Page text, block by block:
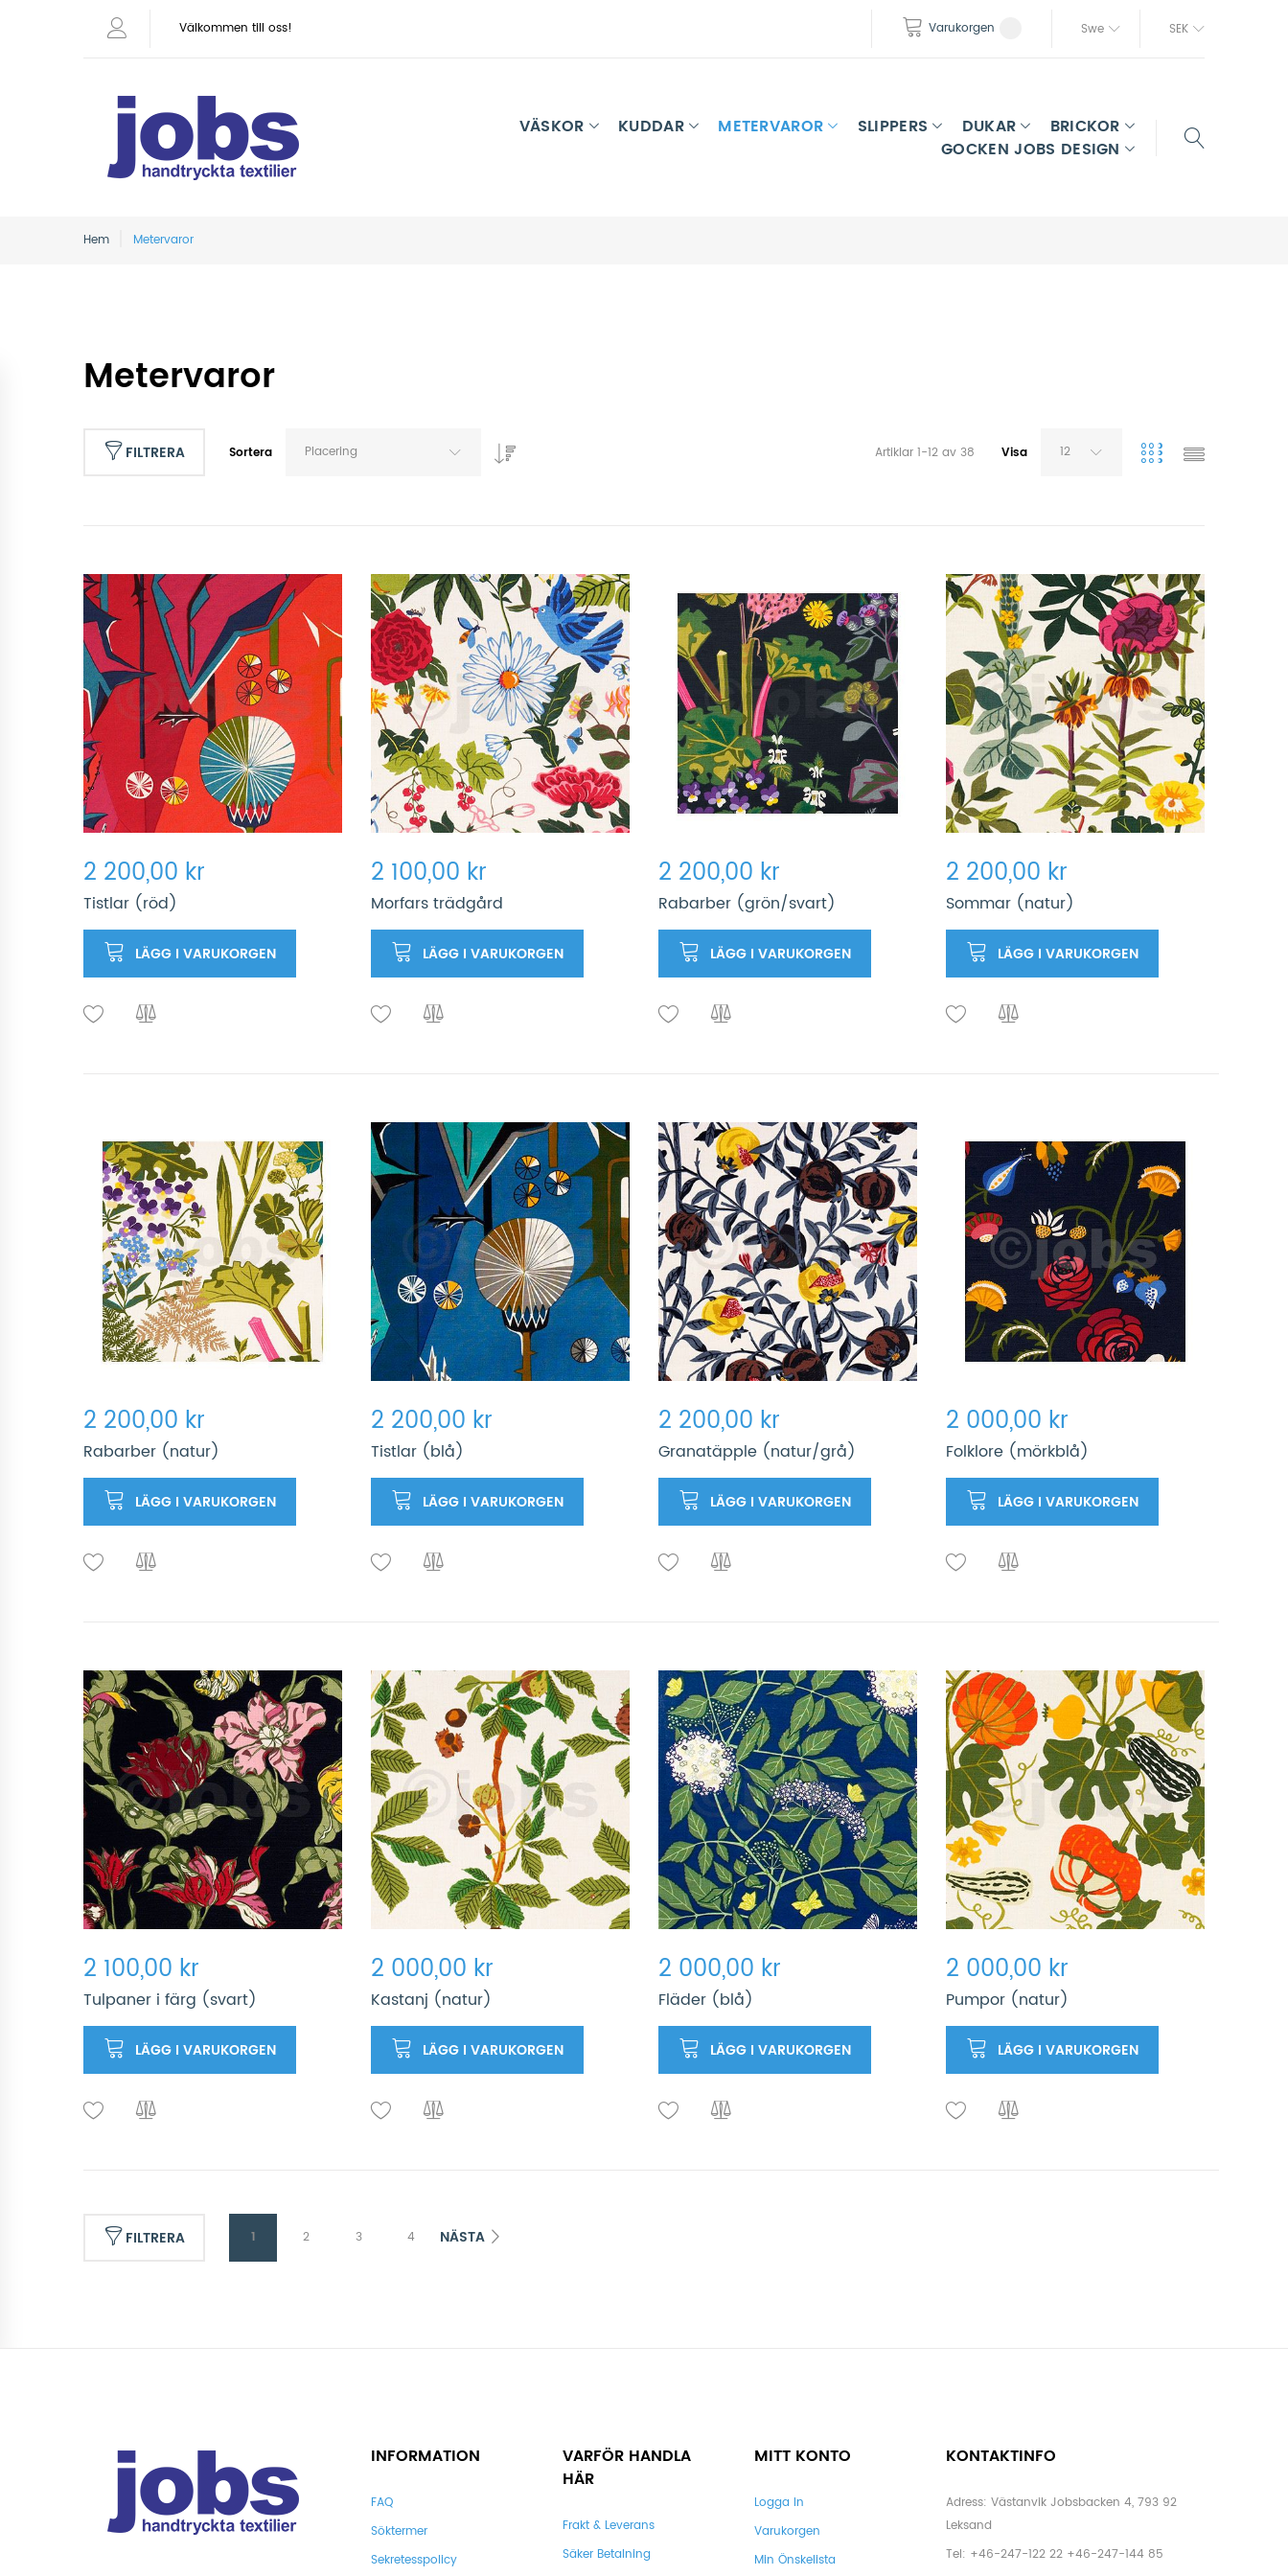
Välkommen till oss! Swe SEK
Varukorgen
VÄSKOR KUDDAR METERVAROR SLIPPERS DUKAR
BRICKOR
GOCKEN JOBS DESIGN
Hem Metervaror
Metervaror
FILTRERA Sortera Placering Artiklar 1-12 av 38 Visa 12
2 200,00 kr
Tistlar (röd)
LÄGG I VARUKORGEN
2 100,00 kr
Morfars trädgård
LÄGG I VARUKORGEN
2 200,00 kr
Rabarber (grön/svart)
LÄGG I VARUKORGEN
2 200,00 kr
Sommar (natur)
LÄGG I VARUKORGEN
2 200,00 kr
Rabarber (natur)
LÄGG I VARUKORGEN
2 200,00 kr
Tistlar (blå)
LÄGG I VARUKORGEN
2 200,00 kr
Granatäpple (natur/grå)
LÄGG I VARUKORGEN
2 000,00 kr
Folklore (mörkblå)
LÄGG I VARUKORGEN
2 100,00 kr
Tulpaner i färg (svart)
LÄGG I VARUKORGEN
2 000,00 kr
Kastanj (natur)
LÄGG I VARUKORGEN
2 000,00 kr
Fläder (blå)
LÄGG I VARUKORGEN
2 000,00 kr
Pumpor (natur)
LÄGG I VARUKORGEN
FILTRERA 1 2 3 4 NÄSTA
INFORMATION
FAQ
Söktermer
Sekretesspolicy
VARFÖR HANDLA
HÄR
Frakt & Leverans
Säker Betalning
MITT KONTO
Logga In
Varukorgen
Min Önskelista
KONTAKTINFO
Adress: Västanvik Jobsbacken 4, 793 92
Leksand
Tel: +46-247-122 22 +46-247-144 85